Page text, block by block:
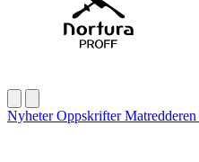
NyheterOppskrifterMatredderen